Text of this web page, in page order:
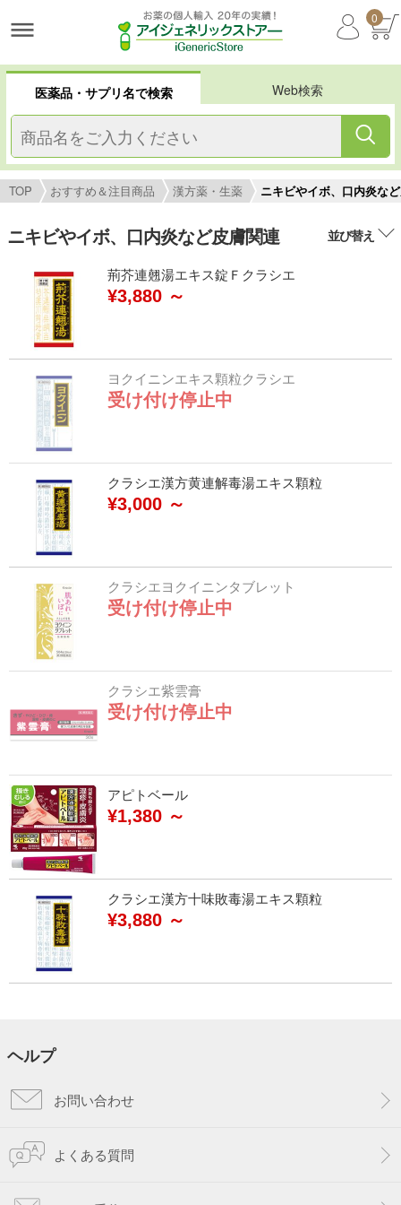
0
医薬品・サプリ名で検索 Web検索
TOP おすすめ＆注目商品 漢方薬・生薬 ニキビやイボ、口内炎な
ニキビやイボ、口内炎など皮膚関連 並び替え
荊芥連翹湯エキス錠Ｆクラシエ
¥3,880 ～
ヨクイニンエキス顆粒クラシエ
受け付け停止中
クラシエ漢方黄連解毒湯エキス顆粒
¥3,000 ～
クラシエヨクイニンタブレット
受け付け停止中
クラシエ紫雲膏
受け付け停止中
アピトベール
¥1,380 ～
クラシエ漢方十味敗毒湯エキス顆粒
¥3,880 ～
ヘルプ
お問い合わせ
よくある質問